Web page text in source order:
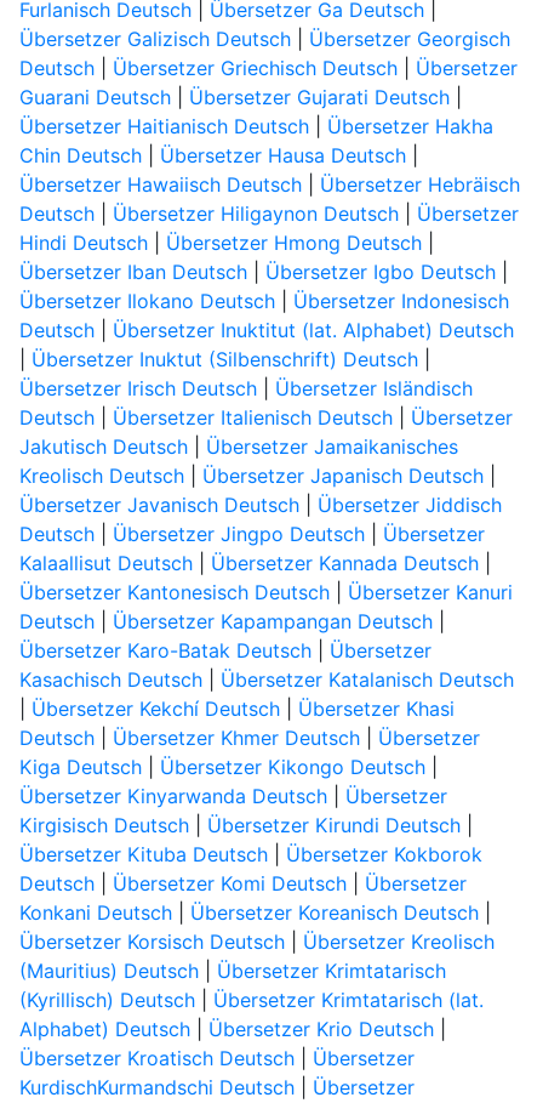
Furlanisch Deutsch| Übersetzer Ga Deutsch|
Übersetzer Galizisch Deutsch| Übersetzer Georgisch
Deutsch| Übersetzer Griechisch Deutsch| Übersetzer
Guarani Deutsch| Übersetzer Gujarati Deutsch|
Übersetzer Haitianisch Deutsch| Übersetzer Hakha
Chin Deutsch| Übersetzer Hausa Deutsch|
Übersetzer Hawaiisch Deutsch| Übersetzer Hebräisch
Deutsch| Übersetzer Hiligaynon Deutsch| Übersetzer
Hindi Deutsch| Übersetzer Hmong Deutsch|
Übersetzer Iban Deutsch| Übersetzer Igbo Deutsch|
Übersetzer Ilokano Deutsch| Übersetzer Indonesisch
Deutsch| Übersetzer Inuktitut (lat. Alphabet) Deutsch
Übersetzer Inuktut (Silbenschrift) Deutsch|
Übersetzer Irisch Deutsch| Übersetzer Isländisch
Deutsch| Übersetzer Italienisch Deutsch| Übersetzer
Jakutisch Deutsch| Übersetzer Jamaikanisches
Kreolisch Deutsch| Übersetzer Japanisch Deutsch|
Übersetzer Javanisch Deutsch| Übersetzer Jiddisch
Deutsch| Übersetzer Jingpo Deutsch| Übersetzer
Kalaallisut Deutsch| Übersetzer Kannada Deutsch|
Übersetzer Kantonesisch Deutsch| Übersetzer Kanuri
Deutsch| Übersetzer Kapampangan Deutsch|
Übersetzer Karo-Batak Deutsch| Übersetzer
Kasachisch Deutsch| Übersetzer Katalanisch Deutsch
Übersetzer Kekchí Deutsch| Übersetzer Khasi
Deutsch| Übersetzer Khmer Deutsch| Übersetzer
Kiga Deutsch| Übersetzer Kikongo Deutsch|
Übersetzer Kinyarwanda Deutsch| Übersetzer
Kirgisisch Deutsch| Übersetzer Kirundi Deutsch|
Übersetzer Kituba Deutsch| Übersetzer Kokborok
Deutsch| Übersetzer Komi Deutsch| Übersetzer
Konkani Deutsch| Übersetzer Koreanisch Deutsch|
Übersetzer Korsisch Deutsch| Übersetzer Kreolisch
(Mauritius) Deutsch| Übersetzer Krimtatarisch
(Kyrillisch) Deutsch| Übersetzer Krimtatarisch (lat.
Alphabet) Deutsch| Übersetzer Krio Deutsch|
Übersetzer Kroatisch Deutsch| Übersetzer
KurdischKurmandschi Deutsch| Übersetzer